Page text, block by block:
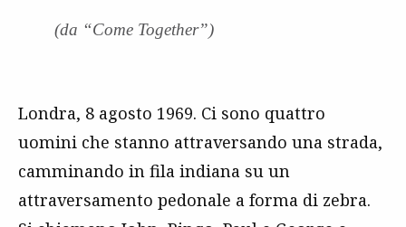
(da “Come Together”)
Londra, 8 agosto 1969. Ci sono quattro
uomini che stanno attraversando una strada,
camminando in fila indiana su un
attraversamento pedonale a forma di zebra.